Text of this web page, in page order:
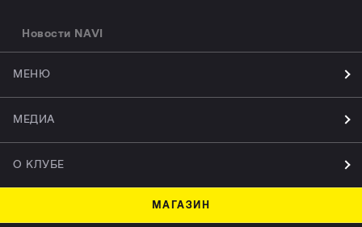
Новости NAVI
МЕНЮ
МЕДИА
О КЛУБЕ
МАГАЗИН